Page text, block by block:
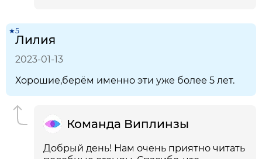
★5
Лилия
2023-01-13
Хорошие,берём именно эти уже более 5 лет.
Команда Виплинзы
Добрый день! Нам очень приятно читать